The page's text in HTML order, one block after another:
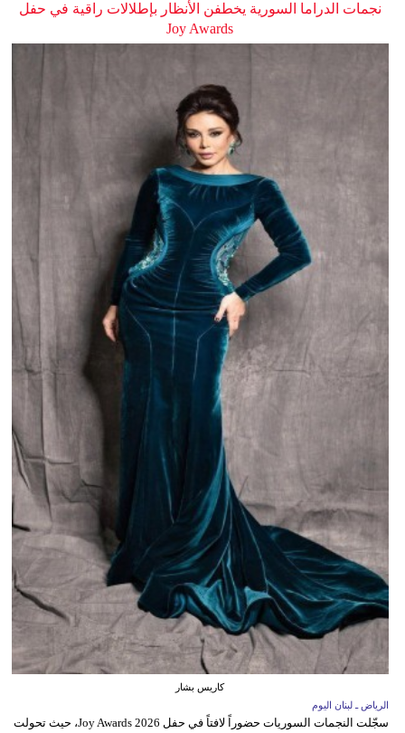
نجمات الدراما السورية يخطفن الأنظار بإطلالات راقية في حفل
Joy Awards
كاريس بشار
الرياض ـ لبنان اليوم
سجّلت النجمات السوريات حضوراً لافتاً في حفل Joy Awards 2026، حيث تحولت